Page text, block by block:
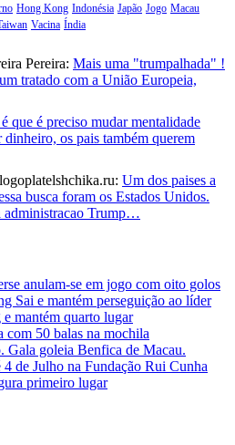
Hong Kong Indonésia Japão Jogo Macau
Vacina Índia
Pereira: Mais uma "trumpalhada" !
tratado com a União Europeia,
que é preciso mudar mentalidade
os pais também querem
Um dos paises a
busca foram os Estados Unidos.
administracao Trump…
anulam-se em jogo com oito golos
Sai e mantém perseguição ao líder
mantém quarto lugar
com 50 balas na mochila
Gala goleia Benfica de Macau.
de Julho na Fundação Rui Cunha
primeiro lugar